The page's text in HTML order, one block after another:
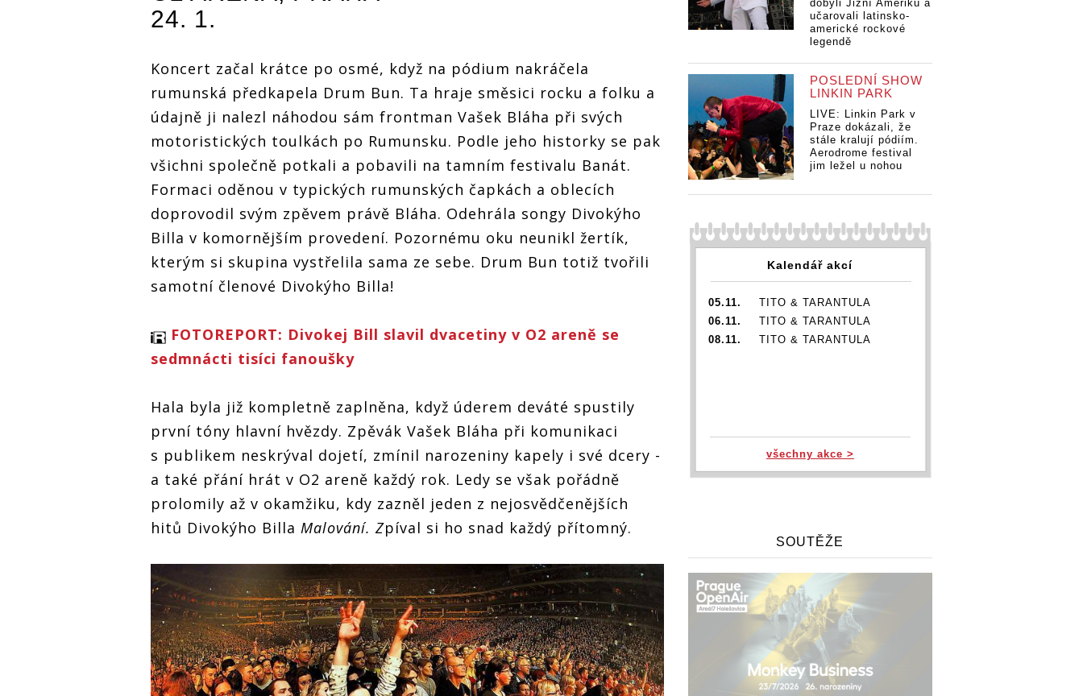
24. 1.
Koncert začal krátce po osmé, když na pódium nakráčela
rumunská předkapela Drum Bun. Ta hraje směsici rocku a folku a
údajně ji nalezl náhodou sám frontman Vašek Bláha při svých
motoristických toulkách po Rumunsku. Podle jeho historky se pak
všichni společně potkali a pobavili na tamním festivalu Banát.
Formaci oděnou v typických rumunských čapkách a oblecích
doprovodil svým zpěvem právě Bláha. Odehrála songy Divokýho
Billa v komornějším provedení. Pozornému oku neunikl žertík,
kterým si skupina vystřelila sama ze sebe. Drum Bun totiž tvořili
samotní členové Divokýho Billa!
FOTOREPORT: Divokej Bill slavil dvacetiny v O2 areně se
sedmnácti tisíci fanoušky
Hala byla již kompletně zaplněna, když úderem deváté spustily
první tóny hlavní hvězdy. Zpěvák Vašek Bláha při komunikaci
s publikem neskrýval dojetí, zmínil narozeniny kapely i své dcery -
a také přání hrát v O2 areně každý rok. Ledy se však pořádně
prolomily až v okamžiku, kdy zazněl jeden z nejosvědčenějších
hitů Divokýho Billa Malování. Zpíval si ho snad každý přítomný.
dobyli Jižní Ameriku a
učarovali latinsko-
americké rockové
legendě
POSLEDNÍ SHOW
LINKIN PARK
LIVE: Linkin Park v
Praze dokázali, že
stále kralují pódiím.
Aerodrome festival
jim ležel u nohou
Kalendář akcí
05.11.
TITO & TARANTULA
06.11.
TITO & TARANTULA
08.11.
TITO & TARANTULA
všechny akce >
SOUTĚŽE